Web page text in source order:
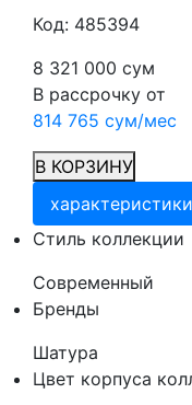
Код: 485394
8 321 000 сум
В рассрочку от
814 765 сум/мес
В КОРЗИНУ
характеристики
Cтиль коллекции
Современный
Бренды
Шатура
Цвет корпуса